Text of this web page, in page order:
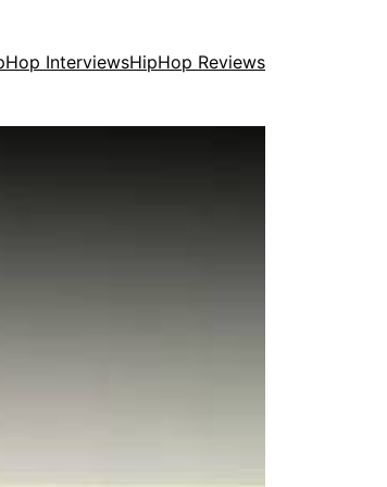
InterviewsHipHop Reviews